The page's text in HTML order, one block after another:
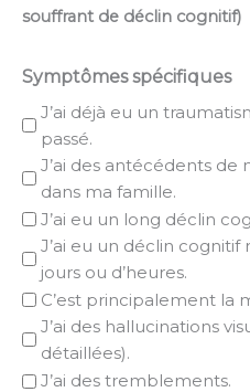
souffrant de déclin cognitif)
Symptômes spécifiques
J’ai déjà eu un
passé.
J’ai des antécédents de
dans ma famille.
J’ai eu un long déclin
J’ai eu un déclin
jours ou d’heures.
C’est principalement la
J’ai des hallucinations
détaillées).
J’ai des tremblements.